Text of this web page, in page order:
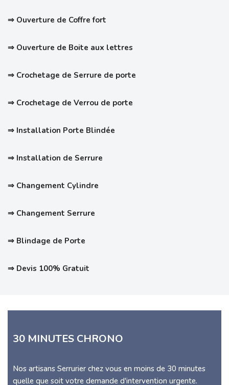
⇒ Ouverture de Coffre fort
⇒ Ouverture de Boite aux lettres
⇒ Crochetage de Serrure de porte
⇒ Crochetage de Verrou de porte
⇒ Installation Porte Blindée
⇒ Installation de Serrure
⇒ Changement Cylindre
⇒ Changement Serrure
⇒ Blindage de Porte
⇒ Devis 100% Gratuit
30 MINUTES CHRONO
Nos artisans Serrurier chez vous en moins de 30 minutes
quelle que soit votre demande d'intervention urgente.